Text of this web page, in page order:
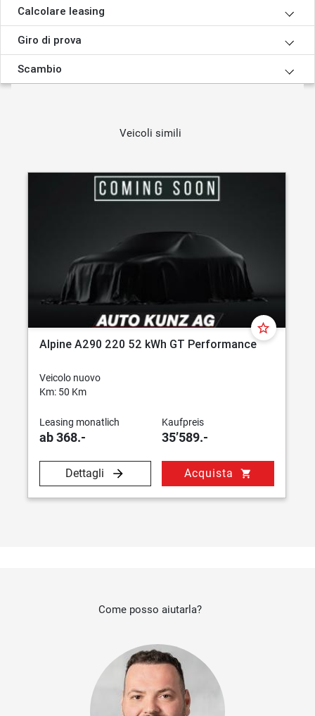
Calcolare leasing
Giro di prova
Scambio
Veicoli simili
star_border
Alpine A290 220 52 kWh GT Performance
Veicolo nuovo
Km: 50 Km
Leasing monatlich
ab 368.-
Kaufpreis
35’589.-
Dettagli Acquista shopping_cart
Come posso aiutarla?